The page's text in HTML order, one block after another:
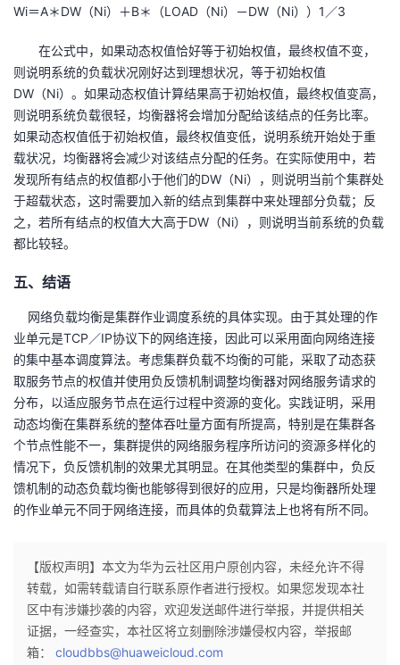
Wi＝A＊DW（Ni）＋B＊（LOAD（Ni）－DW（Ni））1／3
在公式中，如果动态权值恰好等于初始权值，最终权值不变，
则说明系统的负载状况刚好达到理想状况，等于初始权值
DW（Ni）。如果动态权值计算结果高于初始权值，最终权值变高，
则说明系统负载很轻，均衡器将会增加分配给该结点的任务比率。
如果动态权值低于初始权值，最终权值变低，说明系统开始处于重
载状况，均衡器将会减少对该结点分配的任务。在实际使用中，若
发现所有结点的权值都小于他们的DW（Ni），则说明当前个集群处
于超载状态，这时需要加入新的结点到集群中来处理部分负载；反
之，若所有结点的权值大大高于DW（Ni），则说明当前系统的负载
都比较轻。
五、结语
网络负载均衡是集群作业调度系统的具体实现。由于其处理的作
业单元是TCP／IP协议下的网络连接，因此可以采用面向网络连接
的集中基本调度算法。考虑集群负载不均衡的可能，采取了动态获
取服务节点的权值并使用负反馈机制调整均衡器对网络服务请求的
分布，以适应服务节点在运行过程中资源的变化。实践证明，采用
动态均衡在集群系统的整体吞吐量方面有所提高，特别是在集群各
个节点性能不一，集群提供的网络服务程序所访问的资源多样化的
情况下，负反馈机制的效果尤其明显。在其他类型的集群中，负反
馈机制的动态负载均衡也能够得到很好的应用，只是均衡器所处理
的作业单元不同于网络连接，而具体的负载算法上也将有所不同。
【版权声明】本文为华为云社区用户原创内容，未经允许不得
转载，如需转载请自行联系原作者进行授权。如果您发现本社
区中有涉嫌抄袭的内容，欢迎发送邮件进行举报，并提供相关
证据，一经查实，本社区将立刻删除涉嫌侵权内容，举报邮
箱： cloudbbs@huaweicloud.com